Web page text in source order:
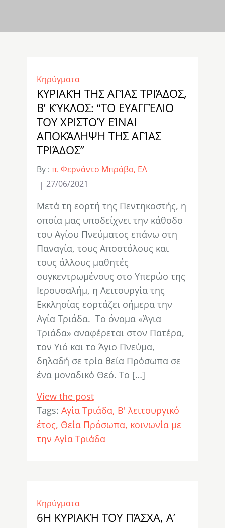
Κηρύγματα
ΚΥΡΙΑΚΉ ΤΗΣ ΑΓΊΑΣ ΤΡΙΆΔΟΣ,
Β’ ΚΎΚΛΟΣ: “ΤΟ ΕΥΑΓΓΈΛΙΟ
ΤΟΥ ΧΡΙΣΤΟΎ ΕΊΝΑΙ
ΑΠΟΚΆΛΗΨΗ ΤΗΣ ΑΓΊΑΣ
ΤΡΙΆΔΟΣ”
By : π. Φερνάντο Μπράβο, ΕΛ
27/06/2021
Μετά τη εορτή της Πεντηκοστής, η
οποία μας υποδείχνει την κάθοδο
του Αγίου Πνεύματος επάνω στη
Παναγία, τους Αποστόλους και
τους άλλους μαθητές
συγκεντρωμένους στο Υπερώο της
Ιερουσαλήμ, η Λειτουργία της
Εκκλησίας εορτάζει σήμερα την
Αγία Τριάδα. Το όνομα «Άγια
Τριάδα» αναφέρεται στον Πατέρα,
τον Υιό και το Άγιο Πνεύμα,
δηλαδή σε τρία θεία Πρόσωπα σε
ένα μοναδικό Θεό. Το […]
View the post
Tags: Αγία Τριάδα Β' λειτουργικό
έτος Θεία Πρόσωπα κοινωνία με
την Αγία Τριάδα
Κηρύγματα
6Η ΚΥΡΙΑΚΉ ΤΟΥ ΠΆΣΧΑ, Α’